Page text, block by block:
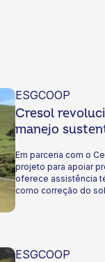
ESGCOOP
Cresol
manejo
Em parceria com o
projeto para apoiar
oferece assistência
como correção do
ESGCOOP